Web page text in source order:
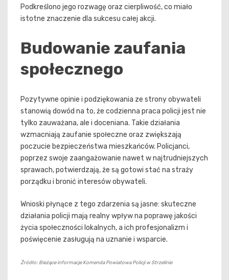
Podkreślono jego rozwagę oraz cierpliwość, co miało
istotne znaczenie dla sukcesu całej akcji.
Budowanie zaufania
społecznego
Pozytywne opinie i podziękowania ze strony obywateli
stanowią dowód na to, że codzienna praca policji jest nie
tylko zauważana, ale i doceniana. Takie działania
wzmacniają zaufanie społeczne oraz zwiększają
poczucie bezpieczeństwa mieszkańców. Policjanci,
poprzez swoje zaangażowanie nawet w najtrudniejszych
sprawach, potwierdzają, że są gotowi stać na straży
porządku i bronić interesów obywateli.
Wnioski płynące z tego zdarzenia są jasne: skuteczne
działania policji mają realny wpływ na poprawę jakości
życia społeczności lokalnych, a ich profesjonalizm i
poświęcenie zasługują na uznanie i wsparcie.
Źródło: Bieżące informacje Komenda Powiatowa Policji w Strzelinie